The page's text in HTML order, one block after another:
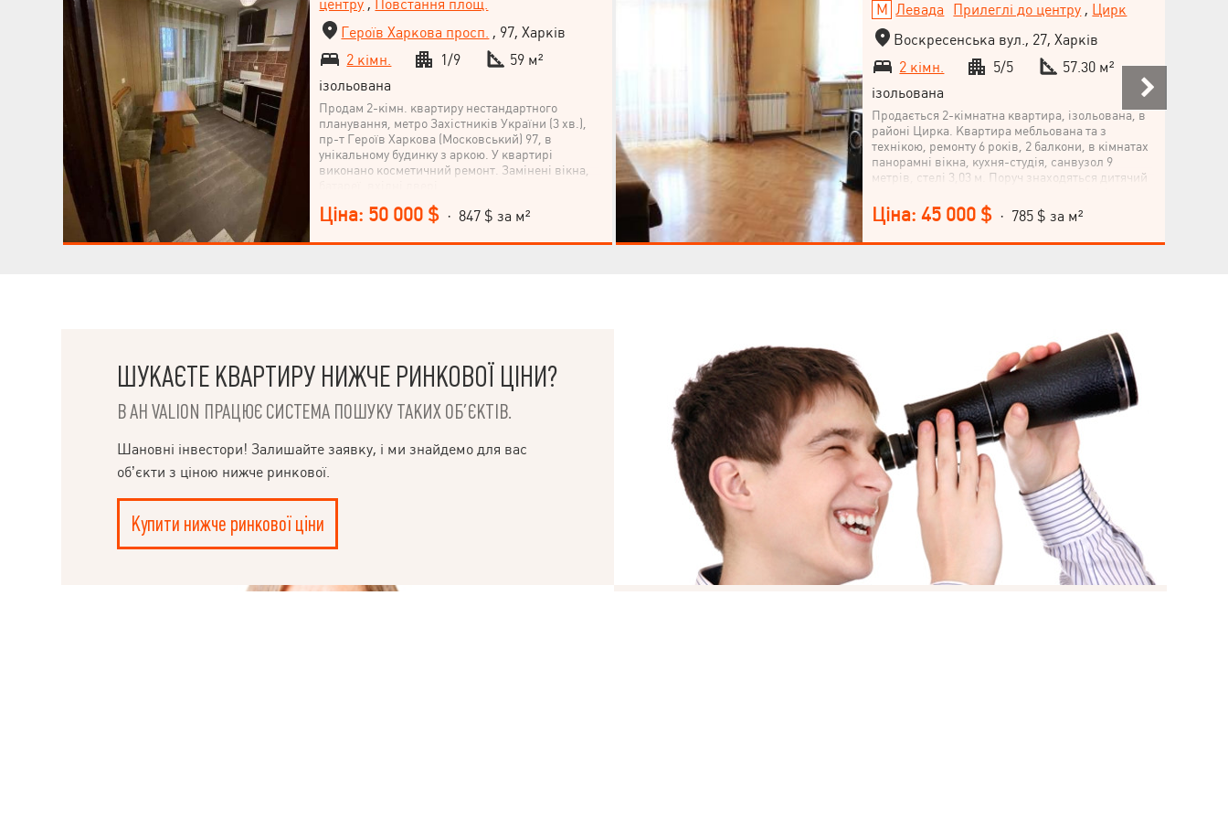
центру , Повстання площ.
Героїв Харкова просп. , 97, Харків
2 кімн.
1/9
59 м²
ізольована
Продам 2-кімн. квартиру нестандартного
планування, метро Захістників України (3 хв.),
пр-т Героїв Харкова (Московський) 97, в
унікальному будинку з аркою. У квартирі
виконано косметичний ремонт. Замінені вікна,
Ціна: 50 000 $ · 847 $ за м²
Левада Прилеглі до центру , Цирк
Воскресенська вул., 27, Харків
2 кімн.
5/5
57.30 м²
ізольована
Продається 2-кімнатна квартира, ізольована, в
районі Цирка. Квартира мебльована та з
технікою, ремонту 6 років, 2 балкони, в кімнатах
панорамні вікна, кухня-студія, санвузол 9
метрів, стелі 3,03 м. Поруч знаходяться дитячий
Нової пошти, цирк, парк Стрілка, до метро
Гагаріна 10 хвилин ходьби.
Ціна: 45 000 $ · 785 $ за м²
ШУКАЄТЕ КВАРТИРУ НИЖЧЕ РИНКОВОЇ ЦІНИ?
В АН VALION ПРАЦЮЄ СИСТЕМА ПОШУКУ ТАКИХ ОБ’ЄКТІВ.
Шановні інвестори! Залишайте заявку, і ми знайдемо для вас
об’єкти з ціною нижче ринкової.
Купити нижче ринкової ціни
КЕРІВНИКОВІ
Мова
© 2019 – 2026 Valion real estate. Всі права захищені.
— WEB-інтегровані системи управління ріелторськими компаніями